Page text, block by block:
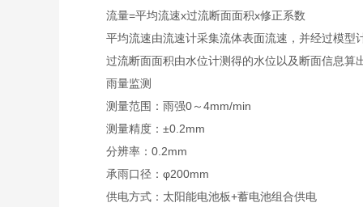
流量=平均流速x过流断面面积x修正系数
平均流速由流速计采集流体表面流速，并经过模型
过流断面面积由水位计测得的水位以及断面信息算
雨量监测
测量范围：雨强0～4mm/min
测量精度：±0.2mm
分辨率：0.2mm
承雨口径：φ200mm
供电方式：太阳能电池板+蓄电池组合供电